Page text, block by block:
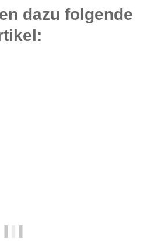
dazu folgende